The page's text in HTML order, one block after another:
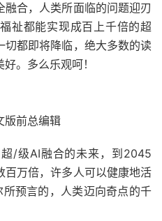
合，人类所面临的问题迎刃
祉都能实现成百上千倍的超
都即将降临，绝大多数的读
。多么乐观呵！
版前总编辑
/级AI融合的未来，到2045
万倍，许多人可以健康地活
预言的，人类迈向奇点的千